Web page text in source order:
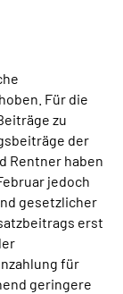
Für die
zu
der
Rentner haben
jedoch
gesetzlicher
erst
für
geringere